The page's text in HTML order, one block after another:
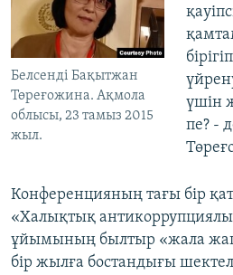
Белсенді Бақытжан
Төреғожина. Ақмола
облысы, 23 тамыз 2015
жыл.
үшін
пе? -
Конференцияның тағы бір
«Халықтық
ұйымының былтыр «жала
бір жылға бостандығы